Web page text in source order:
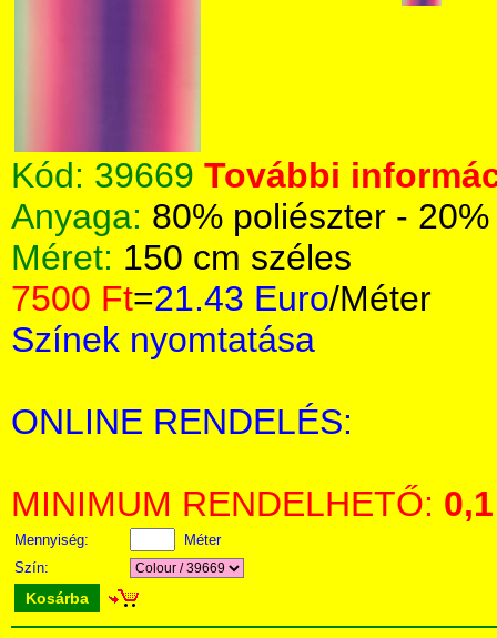
Kód: 39669 További
Anyaga: 80% poliészter -
Méret: 150 cm széles
7500 Ft=21.43 Euro/Méter
Színek nyomtatása
ONLINE RENDELÉS:
MINIMUM RENDELHETŐ: 0,1
Mennyiség:
Méter
Szín:
Kosárba